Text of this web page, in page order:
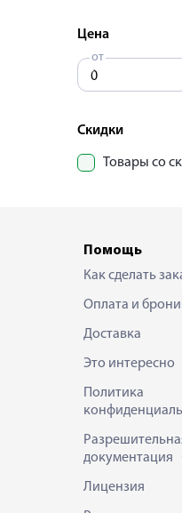
Цена
от
Скидки
Товары со
Помощь
Как сделать
Оплата и
Доставка
Это интересно
Политика
документация
Лицензия